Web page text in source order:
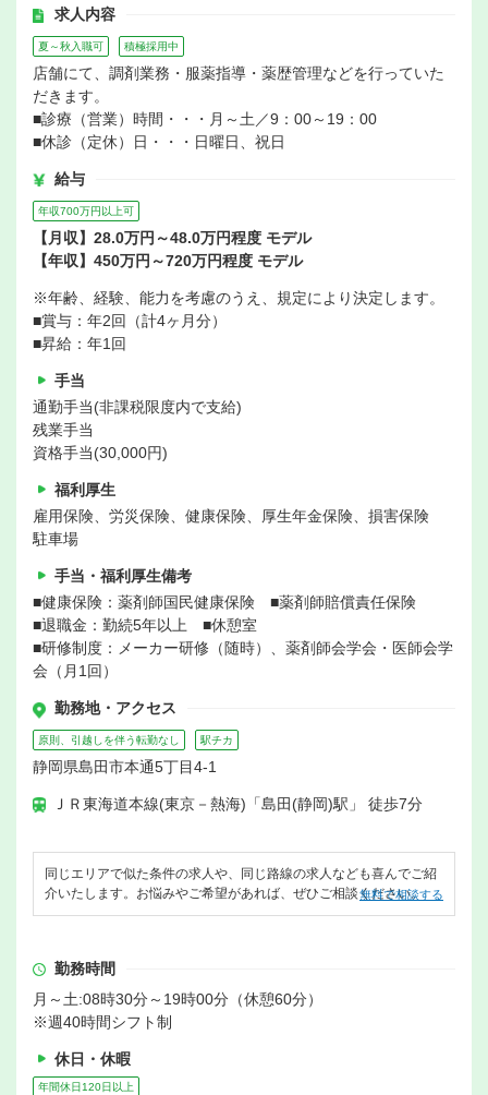
求人内容
夏～秋入職可 積極採用中
店舗にて、調剤業務・服薬指導・薬歴管理などを行っていた
だきます。
■診療（営業）時間・・・月～土／9：00～19：00
■休診（定休）日・・・日曜日、祝日
給与
年収700万円以上可
【月収】28.0万円～48.0万円程度 モデル
【年収】450万円～720万円程度 モデル
※年齢、経験、能力を考慮のうえ、規定により決定します。
■賞与：年2回（計4ヶ月分）
■昇給：年1回
手当
通勤手当(非課税限度内で支給)
残業手当
資格手当(30,000円)
福利厚生
雇用保険、労災保険、健康保険、厚生年金保険、損害保険
駐車場
手当・福利厚生備考
■健康保険：薬剤師国民健康保険 ■薬剤師賠償責任保険
■退職金：勤続5年以上 ■休憩室
■研修制度：メーカー研修（随時）、薬剤師会学会・医師会学
会（月1回）
勤務地・アクセス
原則、引越しを伴う転勤なし 駅チカ
静岡県島田市本通5丁目4-1
ＪＲ東海道本線(東京－熱海)「島田(静岡)駅」 徒歩7分
同じエリアで似た条件の求人や、同じ路線の求人なども喜んでご紹
介いたします。お悩みやご希望があれば、ぜひご相談ください。
無料で相談する
勤務時間
月～土:08時30分～19時00分（休憩60分）
※週40時間シフト制
休日・休暇
年間休日120日以上